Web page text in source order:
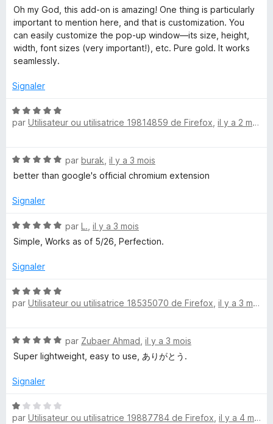
5
o
t
é
5
s
r
Oh my God, this add-on is amazing! One thing is particularly
important to mention here, and that is customization. You
can easily customize the pop-up window—its size, height,
width, font sizes (very important!), etc. Pure gold. It works
seamlessly.
Signaler
N
o
5
s
r
par Utilisateur ou utilisatrice 19814859 de Firefox il y a 2 mois
N
o
é
s
u
5
par burak il y a 3 mois
better than google's official chromium extension
Signaler
N
o
é
s
u
par L. il y a 3 mois
Simple, Works as of 5/26, Perfection.
Signaler
N
o
5
s
r
par Utilisateur ou utilisatrice 18535070 de Firefox il y a 3 mois
N
o
é
s
u
par Zubaer Ahmad il y a 3 mois
Super lightweight, easy to use, ありがとう.
Signaler
N
o
par Utilisateur ou utilisatrice 19887784 de Firefox il y a 4 mois